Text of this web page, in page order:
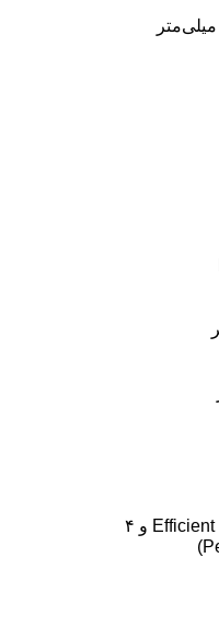
۱۲ هسته (۸ هسته‌ی Efficient و ۴